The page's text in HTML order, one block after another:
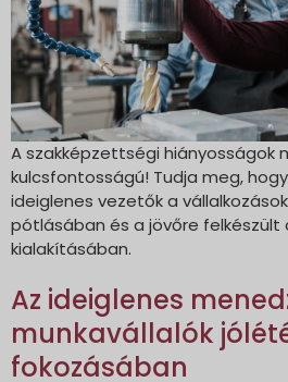
A szakképzettségi hiányosságok
kulcsfontosságú! Tudja meg,
ideiglenes vezetők a
pótlásában és a jövőre felkészült
kialakításában.
Az ideiglenes
munkavállalók
fokozásában